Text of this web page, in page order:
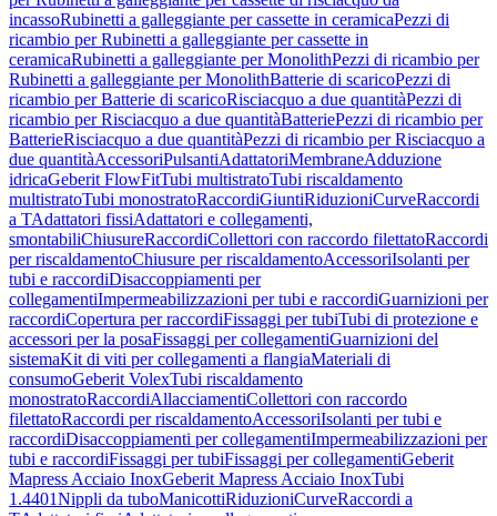
incassoRubinetti a galleggiante per cassette in ceramicaPezzi di
ricambio per Rubinetti a galleggiante per cassette in
ceramicaRubinetti a galleggiante per MonolithPezzi di ricambio per
Rubinetti a galleggiante per MonolithBatterie di scaricoPezzi di
ricambio per Batterie di scaricoRisciacquo a due quantitàPezzi di
ricambio per Risciacquo a due quantitàBatteriePezzi di ricambio per
BatterieRisciacquo a due quantitàPezzi di ricambio per Risciacquo a
due quantitàAccessoriPulsantiAdattatoriMembraneAdduzione
idricaGeberit FlowFitTubi multistratoTubi riscaldamento
multistratoTubi monostratoRaccordiGiuntiRiduzioniCurveRaccordi
a TAdattatori fissiAdattatori e collegamenti,
smontabiliChiusureRaccordiCollettori con raccordo filettatoRaccordi
per riscaldamentoChiusure per riscaldamentoAccessoriIsolanti per
tubi e raccordiDisaccoppiamenti per
collegamentiImpermeabilizzazioni per tubi e raccordiGuarnizioni per
raccordiCopertura per raccordiFissaggi per tubiTubi di protezione e
accessori per la posaFissaggi per collegamentiGuarnizioni del
sistemaKit di viti per collegamenti a flangiaMateriali di
consumoGeberit VolexTubi riscaldamento
monostratoRaccordiAllacciamentiCollettori con raccordo
filettatoRaccordi per riscaldamentoAccessoriIsolanti per tubi e
raccordiDisaccoppiamenti per collegamentiImpermeabilizzazioni per
tubi e raccordiFissaggi per tubiFissaggi per collegamentiGeberit
Mapress Acciaio InoxGeberit Mapress Acciaio InoxTubi
1.4401Nippli da tuboManicottiRiduzioniCurveRaccordi a